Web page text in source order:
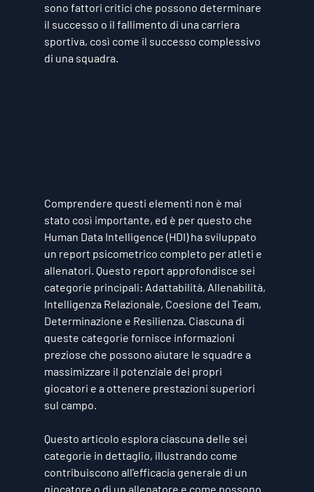
sono fattori critici che possono determinare
il successo o il fallimento di una carriera
sportiva, così come il successo complessivo
di una squadra.
Comprendere questi elementi non è mai
stato così importante, ed è per questo che
Human Data Intelligence (HDI) ha sviluppato
un report psicometrico completo per atleti e
allenatori. Questo report approfondisce sei
categorie principali: Adattabilità, Allenabilità,
Intelligenza Relazionale, Coesione del Team,
Determinazione e Resilienza. Ciascuna di
queste categorie fornisce informazioni
preziose che possono aiutare le squadre a
massimizzare il potenziale dei propri
giocatori e a ottenere prestazioni superiori
sul campo.
Questo articolo esplora ciascuna delle sei
categorie in dettaglio, illustrando come
contribuiscono all'efficacia generale di un
giocatore o di un allenatore e come possono